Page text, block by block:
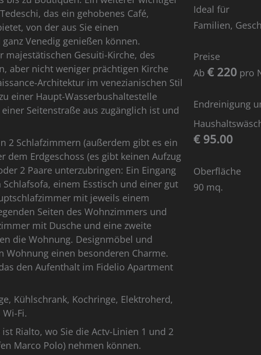
das ein gehobenes Café,
von der aus Sie einen
Venedig genießen können.
majestätischen Gesuiti-Kirche, des
aber nicht weniger prächtigen Kirche
Architektur im venezianischen Stil
einer Haupt-Wasserbushaltestelle
Seitenstraße aus zugänglich ist und
2 Schlafzimmern (außerdem gibt es ein
dem Erdgeschoss (es gibt keinen Aufzug
2 Paare unterzubringen: Ein Eingang
einem Esstisch und einer gut
mit jeweils einem
Seiten des Wohnzimmers und
mit Dusche und eine zweite
die Wohnung. Designmöbel und
einen besonderen Charme.
den Aufenthalt im Fidelio Apartment
Kühlschrank, Kochringe, Elektroherd,
Fi.
Rialto, wo Sie die Actv-Linien 1 und 2
Marco Polo) nehmen können.
Ideal für
Familien,
Preise
Ab € 220 pro
Endreinigung
€ 95.00
Oberfläche
90 mq.